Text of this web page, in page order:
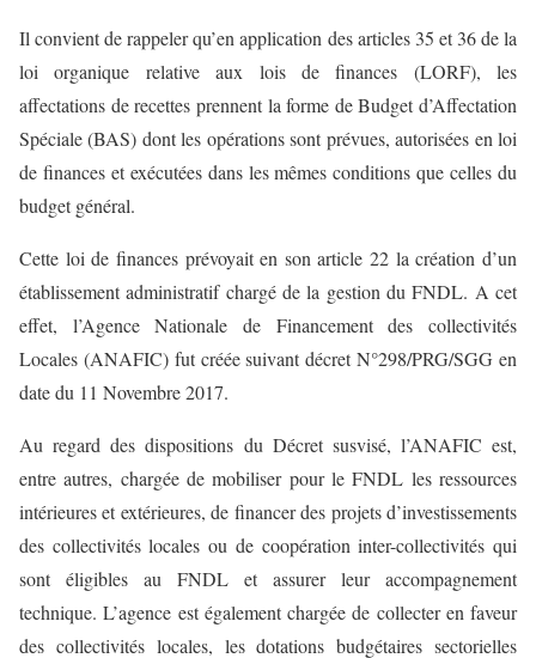
Il convient de rappeler qu’en application des articles 35 et 36 de la
loi organique relative aux lois de finances (LORF), les
affectations de recettes prennent la forme de Budget d’Affectation
Spéciale (BAS) dont les opérations sont prévues, autorisées en loi
de finances et exécutées dans les mêmes conditions que celles du
budget général.
Cette loi de finances prévoyait en son article 22 la création d’un
établissement administratif chargé de la gestion du FNDL. A cet
effet, l’Agence Nationale de Financement des collectivités
Locales (ANAFIC) fut créée suivant décret N°298/PRG/SGG en
date du 11 Novembre 2017.
Au regard des dispositions du Décret susvisé, l’ANAFIC est,
entre autres, chargée de mobiliser pour le FNDL les ressources
intérieures et extérieures, de financer des projets d’investissements
des collectivités locales ou de coopération inter-collectivités qui
sont éligibles au FNDL et assurer leur accompagnement
technique. L’agence est également chargée de collecter en faveur
des collectivités locales, les dotations budgétaires sectorielles